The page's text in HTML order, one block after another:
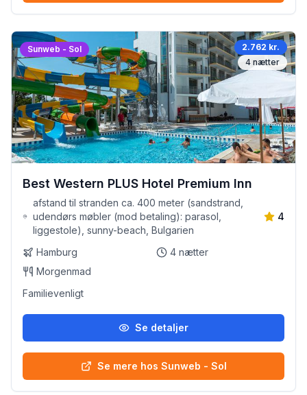
Sunweb - Sol
2.762 kr.
4 nætter
Best Western PLUS Hotel Premium Inn
afstand til stranden ca. 400 meter (sandstrand,
udendørs møbler (mod betaling): parasol,
liggestole), sunny-beach, Bulgarien
4
Hamburg 4 nætter
Morgenmad
Familievenligt
Se detaljer
Se mere hos Sunweb - Sol